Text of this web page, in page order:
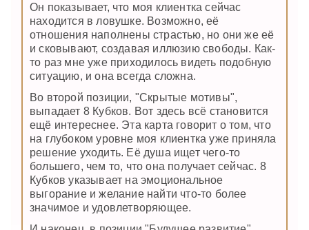
Он показывает, что моя клиентка сейчас
находится в ловушке. Возможно, её
отношения наполнены страстью, но они же её
и сковывают, создавая иллюзию свободы. Как-
то раз мне уже приходилось видеть подобную
ситуацию, и она всегда сложна.
Во второй позиции, "Скрытые мотивы",
выпадает 8 Кубков. Вот здесь всё становится
ещё интереснее. Эта карта говорит о том, что
на глубоком уровне моя клиентка уже приняла
решение уходить. Её душа ищет чего-то
большего, чем то, что она получает сейчас. 8
Кубков указывает на эмоциональное
выгорание и желание найти что-то более
значимое и удовлетворяющее.